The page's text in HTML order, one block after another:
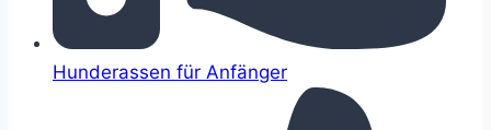
Hunderassen für Anfänger